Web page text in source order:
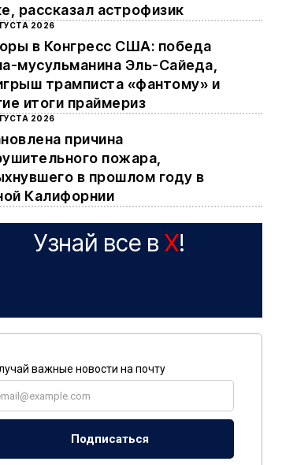
рассказал астрофизик
2026
в Конгресс США: победа
мусульманина Эль-Сайеда,
трамписта «фантому» и
итоги праймериз
2026
причина
пожара,
в прошлом году в
Калифорнии
Узнай все в X!